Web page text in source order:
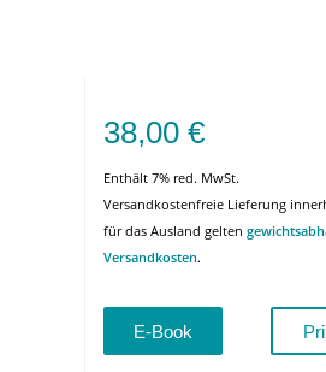
38,00 €
Enthält 7% red. MwSt.
Versandkostenfreie Lieferung
für das Ausland gelten
Versandkosten.
E-Book